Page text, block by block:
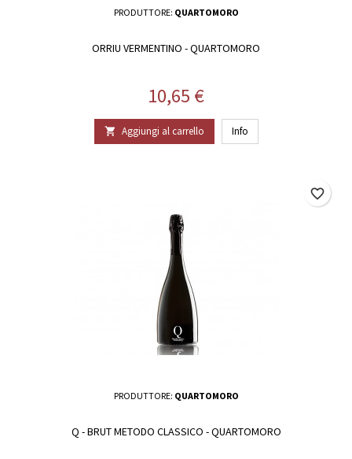
PRODUTTORE: QUARTOMORO
ORRIU VERMENTINO - QUARTOMORO
Prezzo
10,65 €
 Aggiungi al carrello Info
PRODUTTORE: QUARTOMORO
Q - BRUT METODO CLASSICO - QUARTOMORO
favorite_border